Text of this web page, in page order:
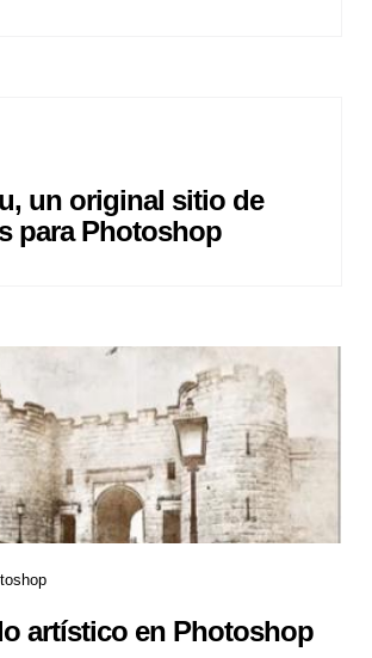
un original sitio de
para Photoshop
artístico en Photoshop